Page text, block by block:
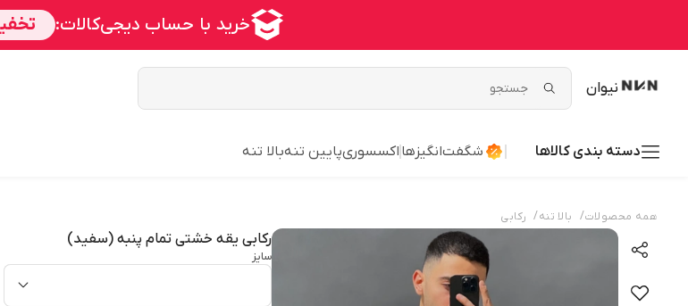
نیوان
دسته بندی کالاها شگفت‌انگیزها اکسسوریپایین تنهبالا تنه
همه محصولات/ بالا تنه/ رکابی
رکابی یقه خشتی تمام پنبه (سفید)
سایز